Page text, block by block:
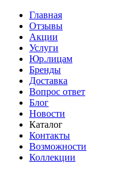
Главная
Отзывы
Акции
Услуги
Юр.лицам
Бренды
Доставка
Вопрос ответ
Блог
Новости
Каталог
Контакты
Возможности
Коллекции